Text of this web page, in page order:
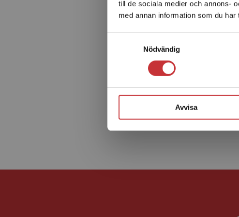
till de sociala medier och annons-
med annan information som du
Nödvändig
Avvisa